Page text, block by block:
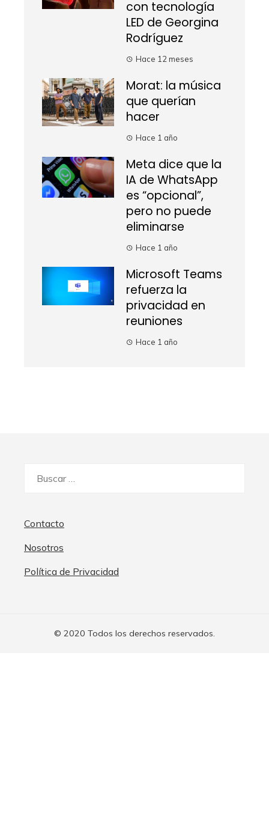
con tecnología
LED de Georgina
Rodríguez
Hace 12 meses
Morat: la música
que querían
hacer
Hace 1 año
Meta dice que la
IA de WhatsApp
es “opcional”,
pero no puede
eliminarse
Hace 1 año
Microsoft Teams
refuerza la
privacidad en
reuniones
Hace 1 año
Contacto
Nosotros
Política de Privacidad
© 2020 Todos los derechos reservados.